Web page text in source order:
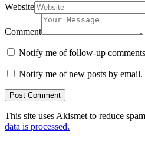
Website
Comment
Notify me of follow-up
Notify me of new posts by email.
This site uses Akismet to reduce
data is processed.